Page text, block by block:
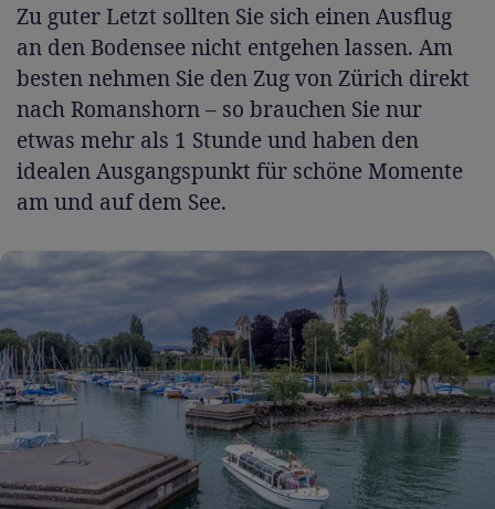
Zu guter Letzt sollten Sie sich einen Ausflug
an den Bodensee nicht entgehen lassen. Am
besten nehmen Sie den Zug von Zürich direkt
nach Romanshorn – so brauchen Sie nur
etwas mehr als 1 Stunde und haben den
idealen Ausgangspunkt für schöne Momente
am und auf dem See.